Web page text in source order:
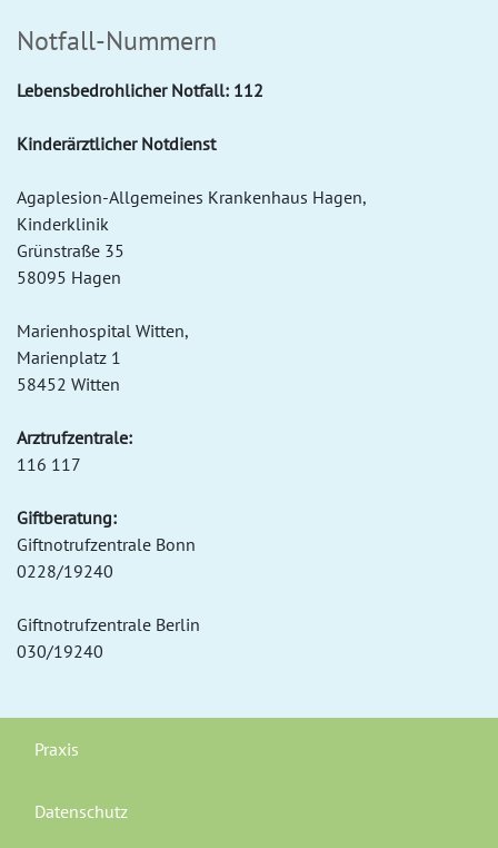
Notfall-Nummern
Lebensbedrohlicher Notfall: 112
Kinderärztlicher Notdienst
Agaplesion-Allgemeines Krankenhaus Hagen,
Kinderklinik
Grünstraße 35
58095 Hagen
Marienhospital Witten,
Marienplatz 1
58452 Witten
Arztrufzentrale:
116 117
Giftberatung:
Giftnotrufzentrale Bonn
0228/19240
Giftnotrufzentrale Berlin
030/19240
Praxis
Datenschutz